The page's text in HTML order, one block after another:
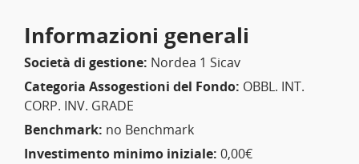
Informazioni generali
Società di gestione: Nordea 1 Sicav
Categoria Assogestioni del Fondo: OBBL. INT.
CORP. INV. GRADE
Benchmark: no Benchmark
Investimento minimo iniziale: 0,00€